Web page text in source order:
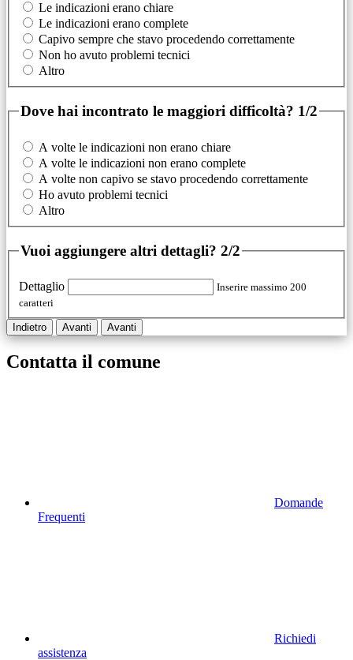
Le indicazioni erano chiare
Le indicazioni erano complete
Capivo sempre che stavo procedendo correttamente
Non ho avuto problemi tecnici
Altro
Dove hai incontrato le maggiori difficoltà? 1/2
A volte le indicazioni non erano chiare
A volte le indicazioni non erano complete
A volte non capivo se stavo procedendo correttamente
Ho avuto problemi tecnici
Altro
Vuoi aggiungere altri dettagli? 2/2
Dettaglio
Inserire massimo 200
caratteri
Indietro Avanti Avanti
Contatta il comune
Domande
Frequenti
Richiedi
assistenza